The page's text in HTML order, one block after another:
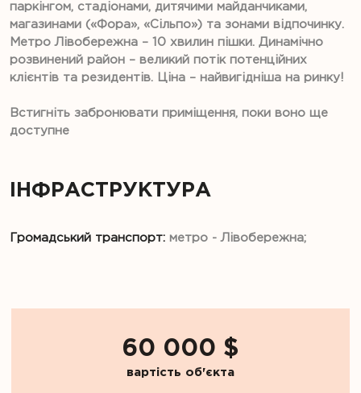
паркінгом, стадіонами, дитячими майданчиками,
магазинами («Фора», «Сільпо») та зонами відпочинку.
Метро Лівобережна – 10 хвилин пішки. Динамічно
розвинений район – великий потік потенційних
клієнтів та резидентів. Ціна – найвигідніша на ринку!
Встигніть забронювати приміщення, поки воно ще
доступне
ІНФРАСТРУКТУРА
Громадський транспорт: метро - Лівобережна;
60 000 $
вартість об'єкта